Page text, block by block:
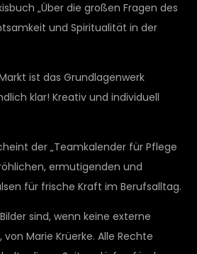
„Über die großen Fragen des
und Spiritualität in der
ist das Grundlagenwerk
klar! Kreativ und individuell
der „Teamkalender für Pflege
ermutigenden und
für frische Kraft im Berufsalltag.
sind, wenn keine externe
Marie Krüerke. Alle Rechte